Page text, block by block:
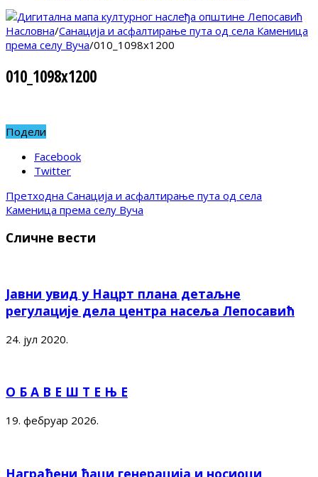
Насловна/Санација и асфалтирање пута од села Каменица
према селу Вуча/010_1098x1200
010_1098x1200
Подели
Facebook
Twitter
Претходна Санација и асфалтирање пута од села
Каменица према селу Вуча
Сличне вести
Јавни увид у Нацрт плана детаљне
регулације дела центра насеља Лепосавић
24. јул 2020.
О Б А В Е Ш Т Е Њ Е
19. фебруар 2026.
Награђени ђаци генерација и носиоци